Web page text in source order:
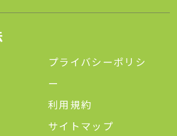
プライバシーポリシ
ー
利用規約
サイトマップ